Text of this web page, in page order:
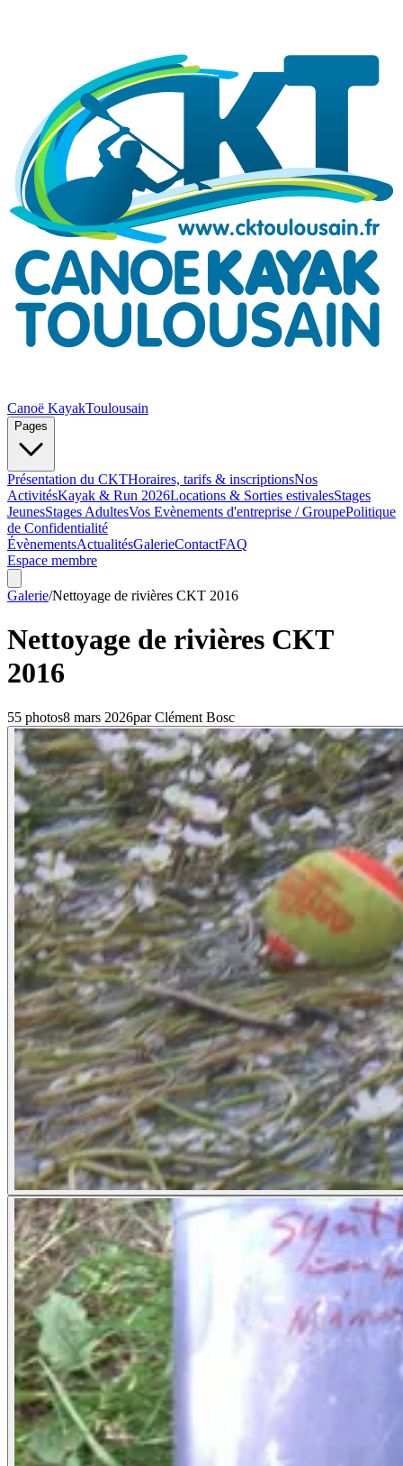
Canoë KayakToulousain
Pages
Présentation du CKTHoraires, tarifs & inscriptionsNos
ActivitésKayak & Run 2026Locations & Sorties estivalesStages
JeunesStages AdultesVos Evènements d'entreprise / GroupePolitique
de Confidentialité
ÉvènementsActualitésGalerieContactFAQ
Espace membre
Galerie/Nettoyage de rivières CKT 2016
Nettoyage de rivières CKT
2016
55 photos8 mars 2026parClément Bosc